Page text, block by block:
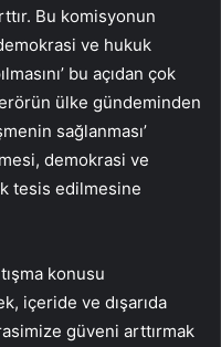
Bu komisyonun
ve hukuk
bu açıdan çok
ülke gündeminden
sağlanması’
demokrasi ve
tesis edilmesine
konusu
içeride ve dışarıda
güveni arttırmak